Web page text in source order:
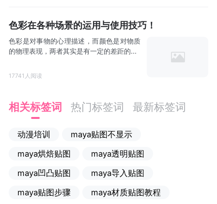
色彩在各种场景的运用与使用技巧！
色彩是对事物的心理描述，而颜色是对物质
的物理表现，两者其实是有一定的差距的...
17741人阅读
相关标签词 热门标签词 最新标签词
动漫培训
maya贴图不显示
maya烘焙贴图
maya透明贴图
maya凹凸贴图
maya导入贴图
maya贴图步骤
maya材质贴图教程